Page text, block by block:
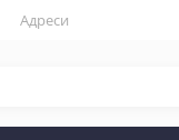
Адреси